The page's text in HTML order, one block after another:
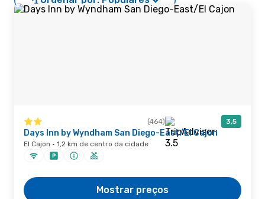
(464) 3,5
Days Inn by Wyndham San Diego-East/El Cajon
El Cajon · 1,2 km de centro da cidade
Mostrar preços